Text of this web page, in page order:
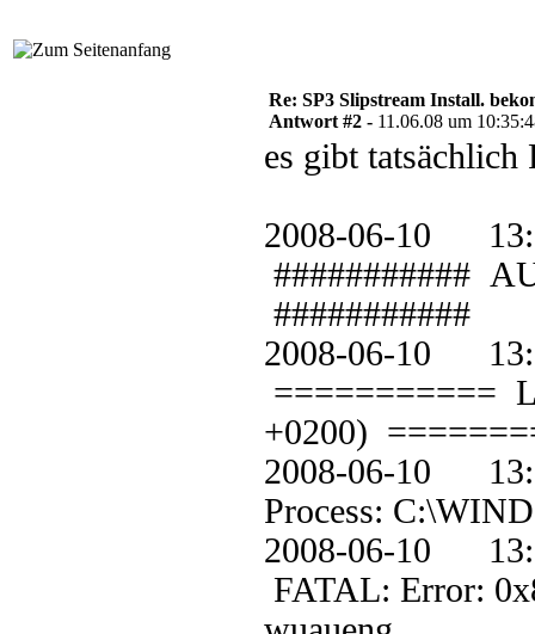
Re: SP3 Slipstream Install.
Antwort #2 - 11.06.08 um
es gibt tatsächlich
2008-06-10
###########
###########
2008-06-10
===========
+0200)
2008-06-10
Process:
2008-06-10
FATAL: Error: